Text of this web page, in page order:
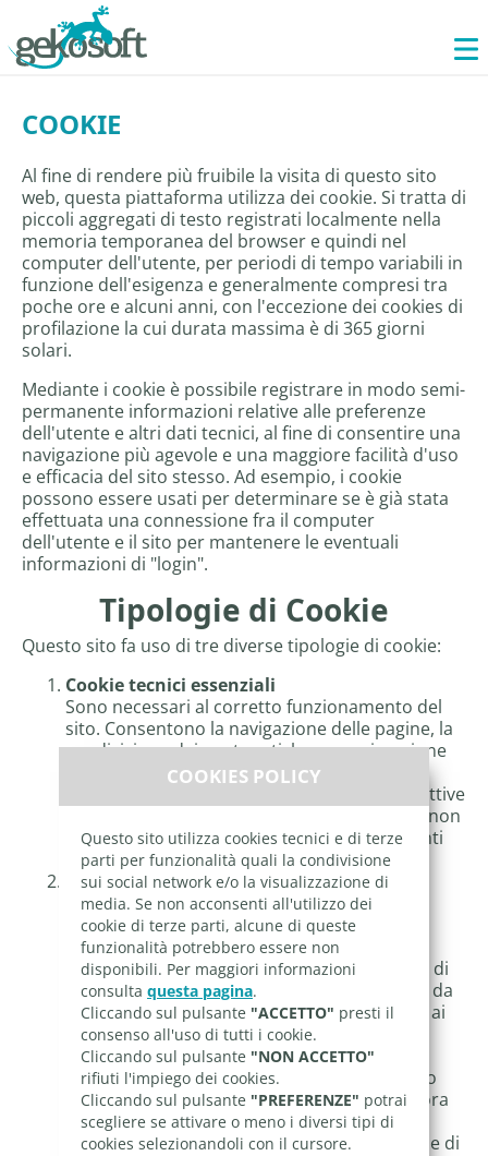
COOKIES POLICY
Questo sito utilizza cookies tecnici e di terze
parti per funzionalità quali la condivisione
sui social network e/o la visualizzazione di
media. Se non acconsenti all'utilizzo dei
cookie di terze parti, alcune di queste
funzionalità potrebbero essere non
disponibili. Per maggiori informazioni
consulta questa pagina.
Cliccando sul pulsante "ACCETTO" presti il
consenso all'uso di tutti i cookie.
Cliccando sul pulsante "NON ACCETTO"
rifiuti l'impiego dei cookies.
Cliccando sul pulsante "PREFERENZE" potrai
scegliere se attivare o meno i diversi tipi di
cookies selezionandoli con il cursore.
COOKIE
Al fine di rendere più fruibile la visita di questo sito
web, questa piattaforma utilizza dei cookie. Si tratta di
piccoli aggregati di testo registrati localmente nella
memoria temporanea del browser e quindi nel
computer dell'utente, per periodi di tempo variabili in
funzione dell'esigenza e generalmente compresi tra
poche ore e alcuni anni, con l'eccezione dei cookies di
profilazione la cui durata massima è di 365 giorni
solari.
Mediante i cookie è possibile registrare in modo semi-
permanente informazioni relative alle preferenze
dell'utente e altri dati tecnici, al fine di consentire una
navigazione più agevole e una maggiore facilità d'uso
e efficacia del sito stesso. Ad esempio, i cookie
possono essere usati per determinare se è già stata
effettuata una connessione fra il computer
dell'utente e il sito per mantenere le eventuali
informazioni di "login".
Tipologie di Cookie
Questo sito fa uso di tre diverse tipologie di cookie:
Cookie tecnici essenziali
Sono necessari al corretto funzionamento del
sito. Consentono la navigazione delle pagine, la
condivisione dei contenuti, la memorizzazione
delle credenziali di accesso per rendere più
rapido l'ingresso nel sito e per mantenerle attive
durante la navigazione. Senza questi cookie non
potremmo fornire i servizi per i quali gli utenti
accedono al sito.
Cookie statistici e prestazionali
Permettono di conoscere in che modo i
visitatori utilizzano il sito. Ad esempio,
consentono di censire le pagine visitate, o di
registare il numero di visitatori e la modalità di
arrivo sul sito. Tutte le informazioni raccolte da
questi cookie sono anonime e non collegate ai
dati personali dell'utente.
Per eseguire queste è possibile che il sito
implementi servizi di terze parti, che trattano
comunque i dati in modalità anonima. Qualora
siano presenti servizi non completamente
anonimizzati, questi sono elencati tra i cookie di